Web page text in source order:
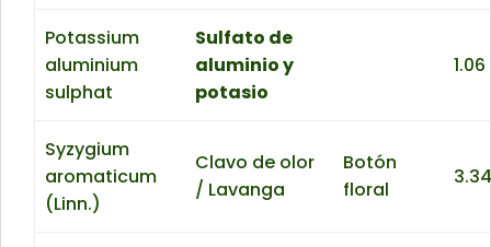
Potassium
aluminium
sulphat
Sulfato de
aluminio y
potasio
1.06
Syzygium
aromaticum
(Linn.)
Clavo de olor
/ Lavanga
Botón
floral